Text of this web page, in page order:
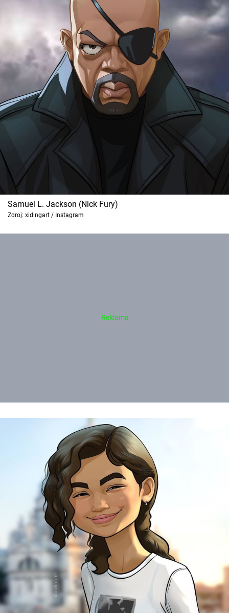
Samuel L. Jackson (Nick Fury)
Zdroj: xidingart / Instagram